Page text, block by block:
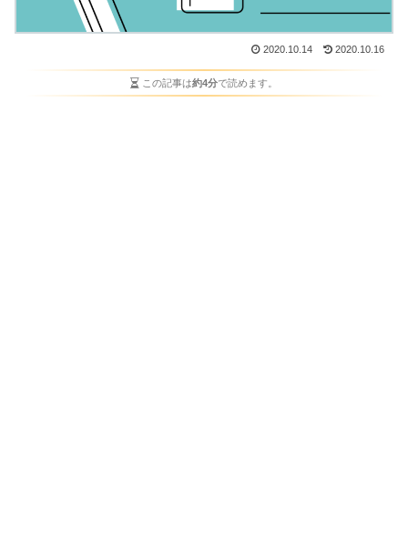
2020.10.14 2020.10.16
この記事は約4分で読めます。